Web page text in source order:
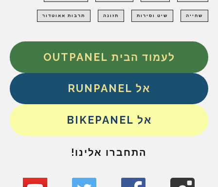
שחייה שיט וסירות תזונה תרבות אאוטדור
לעמוד הבית OUTPANEL
אל RUNPANEL
אל BIKEPANEL
התחברו אלינו!